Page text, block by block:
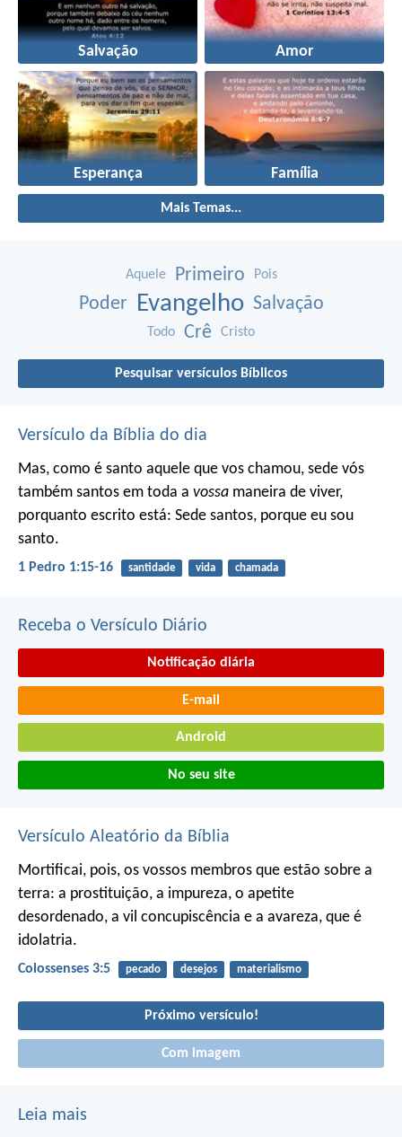
Salvação Amor
Esperança Família
Mais Temas...
Aquele Primeiro Pois
Poder Evangelho Salvação
Todo Crê Cristo
Pesquisar versículos Bíblicos
Versículo da Bíblia do dia
Mas, como é santo aquele que vos chamou, sede vós
também santos em toda a vossa maneira de viver,
porquanto escrito está: Sede santos, porque eu sou
santo.
1 Pedro 1:15-16 santidade vida chamada
Receba o Versículo Diário
Notificação diária
E-mail
Android
No seu site
Versículo Aleatório da Bíblia
Mortificai, pois, os vossos membros que estão sobre a
terra: a prostituição, a impureza, o apetite
desordenado, a vil concupiscência e a avareza, que é
idolatria.
Colossenses 3:5 pecado desejos materialismo
Próximo versículo!
Com imagem
Leia mais